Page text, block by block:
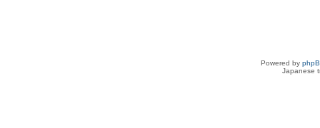
Powered by
Japanese